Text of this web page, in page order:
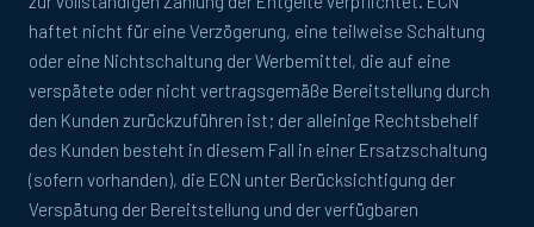
haftet nicht für eine Verzögerung, eine teilweise Schaltung
oder eine Nichtschaltung der Werbemittel, die auf eine
verspätete oder nicht vertragsgemäße Bereitstellung durch
den Kunden zurückzuführen ist; der alleinige Rechtsbehelf
des Kunden besteht in diesem Fall in einer Ersatzschaltung
(sofern vorhanden), die ECN unter Berücksichtigung der
Verspätung der Bereitstellung und der verfügbaren